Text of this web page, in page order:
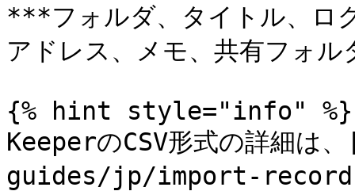
***フォルダ、タイトル、ロ
アドレス、メモ、共有フォ
{% hint style="info" %}
KeeperのCSV形式の詳細
guides/jp/import-